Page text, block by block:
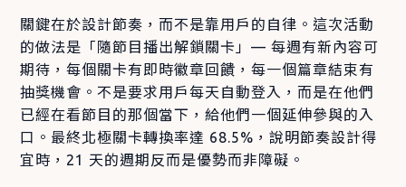
關鍵在於設計節奏，而不是靠用戶的自律。這次活動
的做法是「隨節目播出解鎖關卡」— 每週有新內容可
期待，每個關卡有即時徽章回饋，每一個篇章結束有
抽獎機會。不是要求用戶每天自動登入，而是在他們
已經在看節目的那個當下，給他們一個延伸參與的入
口。最終北極關卡轉換率達 68.5%，說明節奏設計得
宜時，21 天的週期反而是優勢而非障礙。